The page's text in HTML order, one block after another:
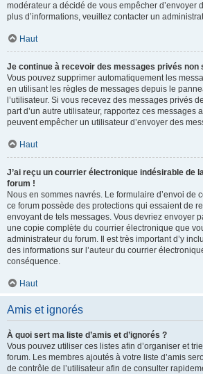
modérateur a décidé de vous empêcher d’envoyer
plus d’informations, veuillez contacter un
Haut
Je continue à recevoir des messages privés non
Vous pouvez supprimer automatiquement les
en utilisant les règles de messages depuis le
l’utilisateur. Si vous recevez des messages privés
part d’un autre utilisateur, rapportez ces messages
peuvent empêcher un utilisateur d’envoyer des
Haut
J’ai reçu un courrier électronique indésirable de
forum !
Nous en sommes navrés. Le formulaire d’envoi de
ce forum possède des protections qui essaient de
envoyant de tels messages. Vous devriez envoyer
une copie complète du courrier électronique que
administrateur du forum. Il est très important d’y
des informations sur l’auteur du courrier
conséquence.
Haut
Amis et ignorés
À quoi sert ma liste d’amis et d’ignorés ?
Vous pouvez utiliser ces listes afin d’organiser et
forum. Les membres ajoutés à votre liste d’amis
de contrôle de l’utilisateur afin de consulter